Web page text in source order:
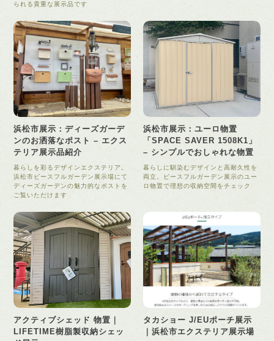
られる貴重な展示品です
浜松市展示：ディーズガーデ
ンのお洒落なポスト – エクス
テリア展示品紹介
暮らしを彩るデザインエクステリア。
浜松市ピースフルガーデン展示場にて
ディーズガーデンの魅力的なポストを
ご覧いただけます
浜松市展示：ユーロ物置
「SPACE SAVER 1508K1」
– シンプルでおしゃれな物置
暮らしに馴染むデザインと高耐久性を
両立。ピースフルガーデン展示のユー
ロ物置で理想の収納空間をチェック
アクティブシェッド 物置｜
LIFETIME樹脂製収納シェッ
タカショー J/EUポーチ展示
｜浜松市エクステリア展示場